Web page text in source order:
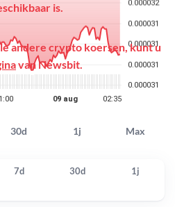
30d 1j Max
is.
andere crypto koersen, kunt u
van Newsbit.
7d 30d 1j